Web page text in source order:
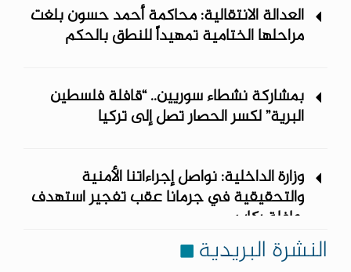
العدالة الانتقالية: محاكمة أحمد حسون بلغت
مراحلها الختامية تمهيداً للنطق بالحكم
بمشاركة نشطاء سوريين.. “قافلة فلسطين
البرية” لكسر الحصار تصل إلى تركيا
وزارة الداخلية: نواصل إجراءاتنا الأمنية
والتحقيقية في جرمانا عقب تفجير استهدف
حافلة ركاب
النشرة البريدية